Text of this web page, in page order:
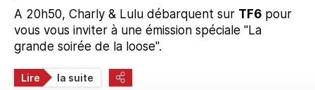
A 20h50, Charly & Lulu débarquent sur TF6 pour
vous vous inviter à une émission spéciale "La
grande soirée de la loose".
Lire la suite